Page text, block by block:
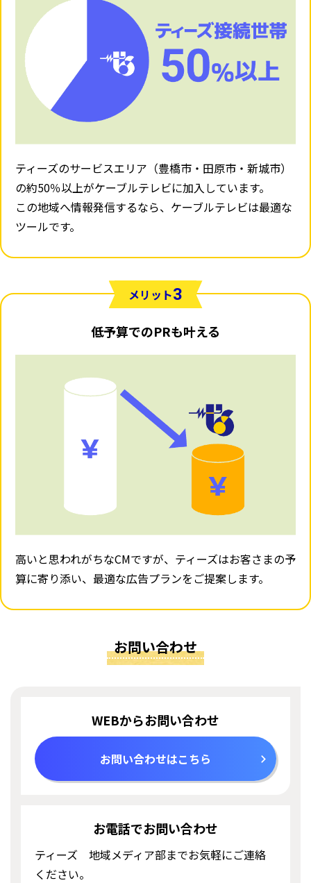
ティーズのサービスエリア（豊橋市・田原市・新城市）
の約50％以上がケーブルテレビに加入しています。
この地域へ情報発信するなら、ケーブルテレビは最適な
ツールです。
メリット3
低予算でのPRも叶える
高いと思われがちなCMですが、ティーズはお客さまの予
算に寄り添い、最適な広告プランをご提案します。
お問い合わせ
WEBからお問い合わせ
お問い合わせはこちら
お電話でお問い合わせ
ティーズ 地域メディア部までお気軽にご連絡
ください。